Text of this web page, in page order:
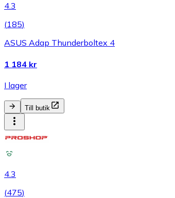
4.3
(185)
ASUS Adap Thunderboltex 4
1 184 kr
I lager
Till butik
4.3
(475)